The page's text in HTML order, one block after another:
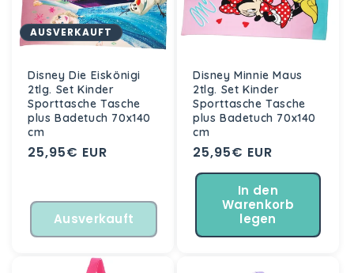
AUSVERKAUFT
Disney Die Eiskönigi
2tlg. Set Kinder
Sporttasche Tasche
plus Badetuch 70x140
cm
Normaler
25,95€ EUR
Ausverkauft
Disney Minnie Maus
2tlg. Set Kinder
Sporttasche Tasche
plus Badetuch 70x140
cm
Normaler
Preis
25,95€ EUR
In den
Warenkorb
legen